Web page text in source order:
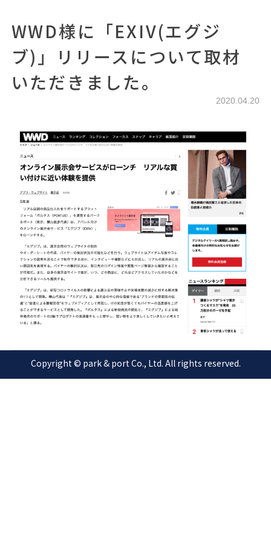
WWD様に「EXIV(エグジ
ブ)」リリースについて取材
いただきました。
2020.04.20
Copyright © park & port Co., Ltd. All rights reserved.